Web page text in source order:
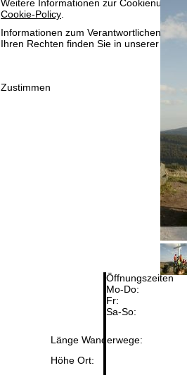
Weitere Informationen zur
Cookie-Policy
Informationen zum Verantwortlichen
Ihren Rechten finden Sie in unserer
Zustimmen
Öffnungszeiten
Mo-Do:
Fr:
Sa-So:
Länge Wanderwege:
Höhe Ort: